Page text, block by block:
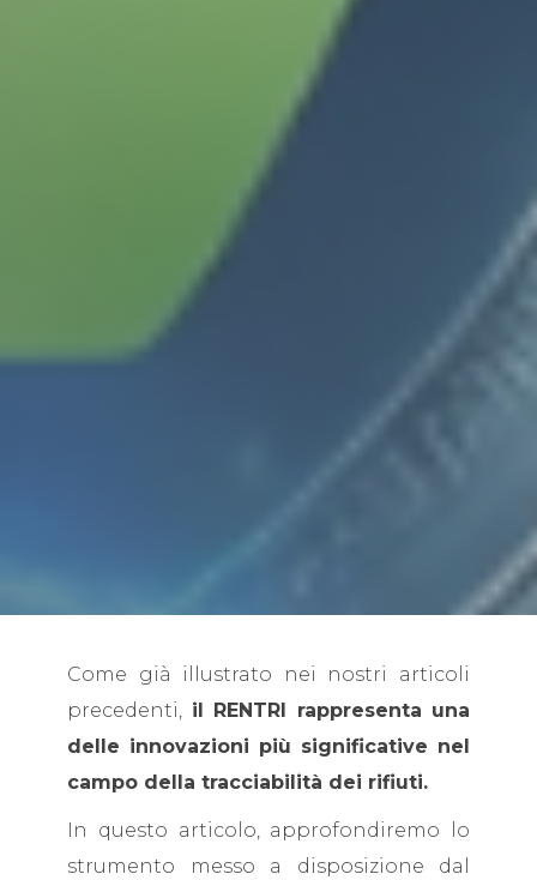
Come già illustrato nei nostri articoli
precedenti, il RENTRI rappresenta una
delle innovazioni più significative nel
campo della tracciabilità dei rifiuti.
In questo articolo, approfondiremo lo
strumento messo a disposizione dal